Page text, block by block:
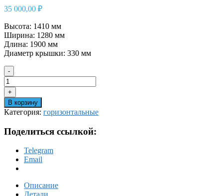
35 000,00 ₽
Высота: 1410 мм
Ширина: 1280 мм
Длина: 1900 мм
Диаметр крышки: 330 мм
-
Количество
товара
Емкость
ОГ
2000л
+
В корзину
Категория: горизонтальные
Поделиться ссылкой:
Telegram
Email
Описание